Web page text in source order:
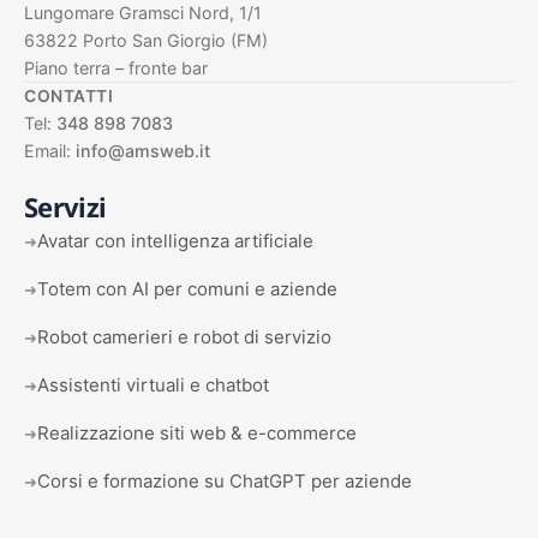
Lungomare Gramsci Nord, 1/1
63822 Porto San Giorgio (FM)
Piano terra – fronte bar
CONTATTI
Tel: 348 898 7083
Email: info@amsweb.it
Servizi
➜Avatar con intelligenza artificiale
➜Totem con AI per comuni e aziende
➜Robot camerieri e robot di servizio
➜Assistenti virtuali e chatbot
➜Realizzazione siti web & e-commerce
➜Corsi e formazione su ChatGPT per aziende